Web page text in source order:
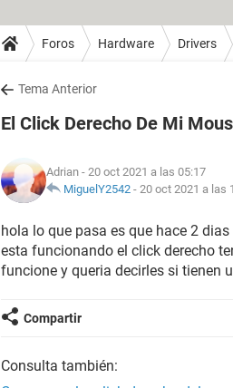
Foros Hardware Drivers
Tema Anterior
El Click Derecho De Mi
Adrian - 20 oct 2021 a las 05:17
MiguelY2542 - 20 oct 2021 a las
hola lo que pasa es que hace 2
esta funcionando el click derecho
funcione y queria decirles si tienen
Compartir
Consulta también: